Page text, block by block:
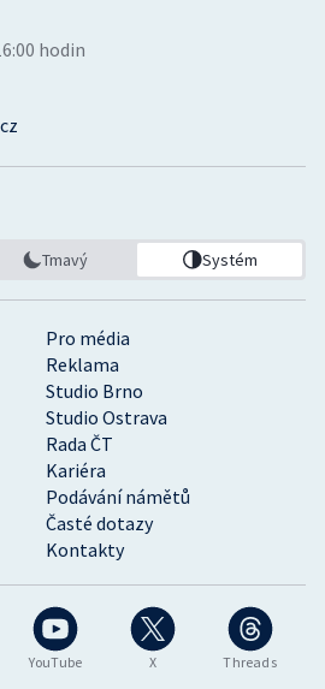
YouTube X Threads
Pro média
Reklama
Studio Brno
Studio Ostrava
Rada ČT
Kariéra
Podávání námětů
Časté dotazy
Kontakty
hodin
Tmavý Systém